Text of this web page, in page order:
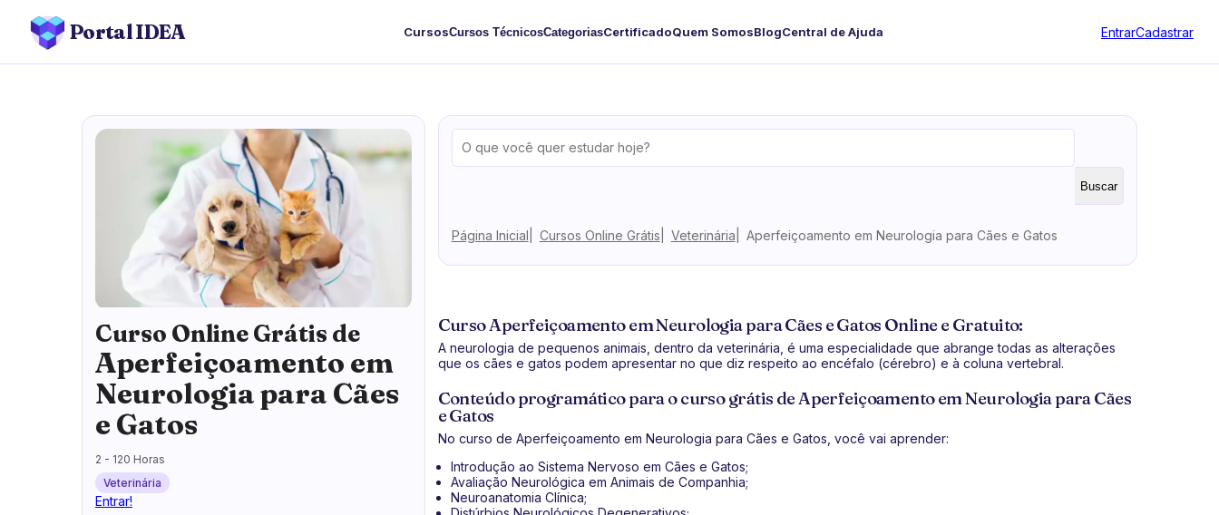
Portal IDEA CursosCursos TécnicosCategoriasCertificadoQuem SomosBlogCentral de Ajuda EntrarCadastrar
Curso Online Grátis de
Aperfeiçoamento em
Neurologia para Cães
e Gatos
2 - 120 Horas
Veterinária
Entrar!
Buscar
Página Inicial Cursos Online Grátis Veterinária Aperfeiçoamento em Neurologia para Cães e Gatos
Curso Aperfeiçoamento em Neurologia para Cães e Gatos Online e Gratuito:
A neurologia de pequenos animais, dentro da veterinária, é uma especialidade que abrange todas as alterações
que os cães e gatos podem apresentar no que diz respeito ao encéfalo (cérebro) e à coluna vertebral.
Conteúdo programático para o curso grátis de Aperfeiçoamento em Neurologia para Cães
e Gatos
No curso de Aperfeiçoamento em Neurologia para Cães e Gatos, você vai aprender:
Introdução ao Sistema Nervoso em Cães e Gatos;
Avaliação Neurológica em Animais de Companhia;
Neuroanatomia Clínica;